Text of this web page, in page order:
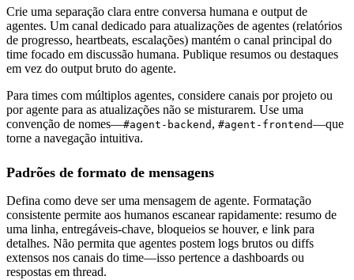
Crie uma separação clara entre conversa humana e output de
agentes. Um canal dedicado para atualizações de agentes (relatórios
de progresso, heartbeats, escalações) mantém o canal principal do
time focado em discussão humana. Publique resumos ou destaques
em vez do output bruto do agente.
Para times com múltiplos agentes, considere canais por projeto ou
por agente para as atualizações não se misturarem. Use uma
convenção de nomes—#agent-backend , #agent-frontend—que
torne a navegação intuitiva.
Padrões de formato de mensagens
Defina como deve ser uma mensagem de agente. Formatação
consistente permite aos humanos escanear rapidamente: resumo de
uma linha, entregáveis-chave, bloqueios se houver, e link para
detalhes. Não permita que agentes postem logs brutos ou diffs
extensos nos canais do time—isso pertence a dashboards ou
respostas em thread.